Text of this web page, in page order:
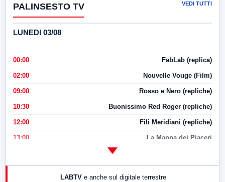
PALINSESTO TV VEDI TUTTI
LUNEDI 03/08
00:00 FabLab (replica)
02:00 Nouvelle Vouge (Film)
09:00 Rosso e Nero (repliche)
10:30 Buonissimo Red Roger (repliche)
12:00 Fili Meridiani (repliche)
13:00 La Mappa dei Piaceri
LABTV e anche sul digitale terrestre